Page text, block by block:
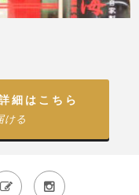
細はこちら
ける
 